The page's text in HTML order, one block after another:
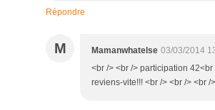
Répondre
M Mamanwhatelse 03/03/2014
<br /> <br /> participation
reviens-vite!!! <br /> <br /> <br /